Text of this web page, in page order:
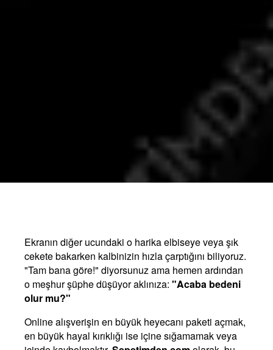
Ekranın diğer ucundaki o harika elbiseye veya şık
cekete bakarken kalbinizin hızla çarptığını biliyoruz.
"Tam bana göre!" diyorsunuz ama hemen ardından
o meşhur şüphe düşüyor aklınıza: "Acaba bedeni
olur mu?"
Online alışverişin en büyük heyecanı paketi açmak,
en büyük hayal kırıklığı ise içine sığamamak veya